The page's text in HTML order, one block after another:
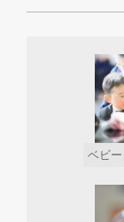
ベビ